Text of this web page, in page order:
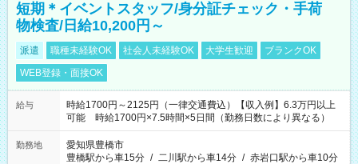
短期＊イベントスタッフ/身分証チェック・手荷
物検査/日給10,200円～
派遣 職種未経験OK 社会人未経験OK 大学生歓迎
ブランクOK
WEB登録・面接OK
給与
時給1700円～2125円（一律交通費込）【収入例】6.3万円以上
可能 時給1700円×7.5時間×5日間（勤務日数により異なる）
勤務地
愛知県豊橋市
豊橋駅から車15分 / 二川駅から車14分 / 赤岩口駅から車10分